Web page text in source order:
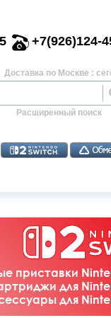
+7(926)124-
Доставка по Москве :
Расширенный поиск
приставки
для
для